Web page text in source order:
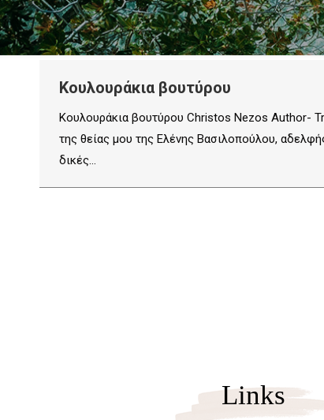
Κουλουράκια βουτύρου
Κουλουράκια βουτύρου Christos Nezos Author-
της θείας μου της Ελένης Βασιλοπούλου,
δικές…
Links